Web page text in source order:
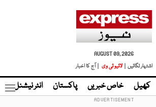
AUGUST 09, 2026
اشتہار لگائیں |
لائیو ٹی وی | آج کا اخبار
کھیل خاص خبریں پاکستان انٹر نیشنل